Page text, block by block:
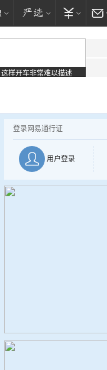
这样开车非常难以描述
登录网易通行证
用户登录